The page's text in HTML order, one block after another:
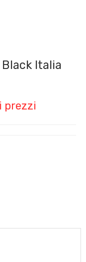
Italia
prezzi